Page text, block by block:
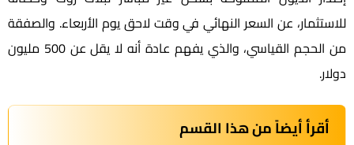
للاستثمار، عن السعر النهائي في وقت لاحق يوم‭ ‬الأربعاء. والصفقة
من الحجم القياسي، والذي يفهم عادة أنه لا يقل عن 500 مليون
دولار.
أقرأ أيضاً من هذا القسم